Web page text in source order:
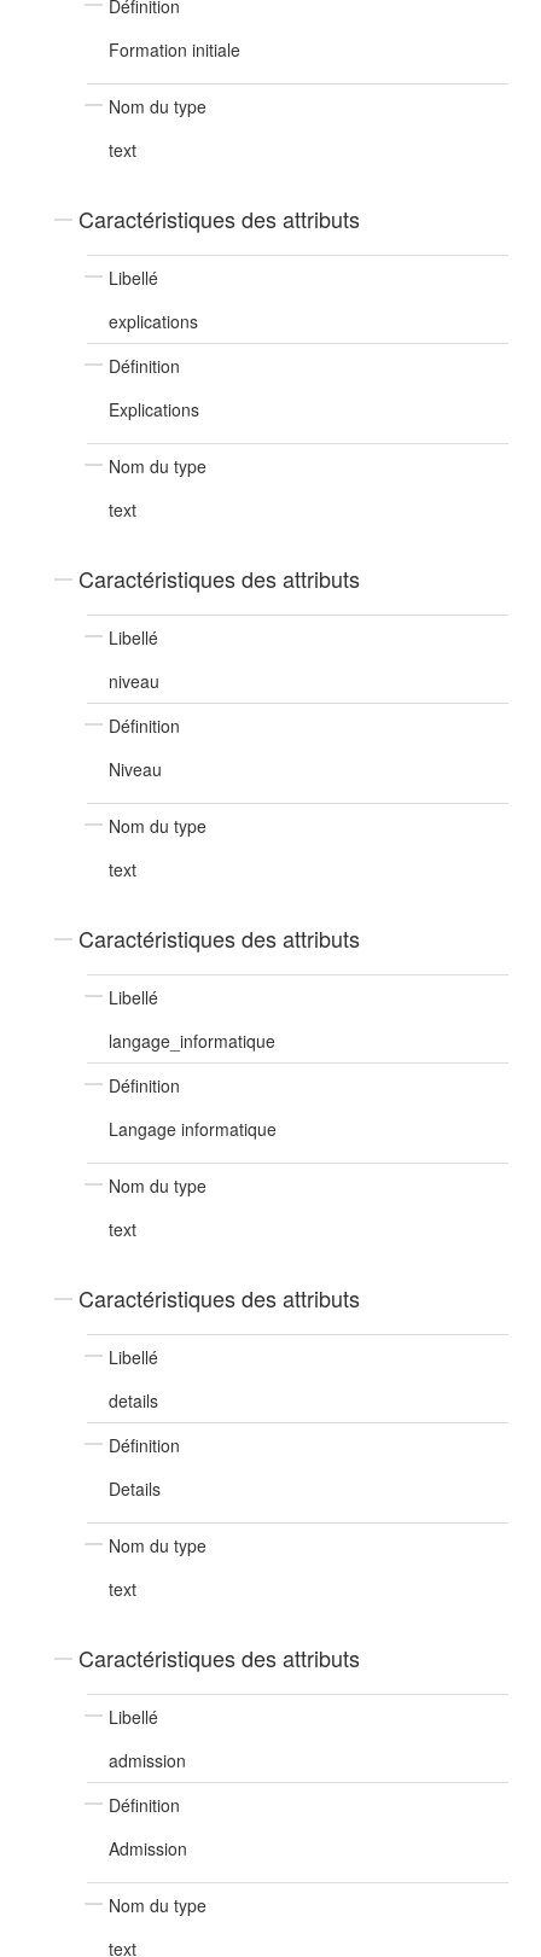
Définition
Formation initiale
Nom du type
text
Caractéristiques des attributs
Libellé
explications
Définition
Explications
Nom du type
text
Caractéristiques des attributs
Libellé
niveau
Définition
Niveau
Nom du type
text
Caractéristiques des attributs
Libellé
langage_informatique
Définition
Langage informatique
Nom du type
text
Caractéristiques des attributs
Libellé
details
Définition
Details
Nom du type
text
Caractéristiques des attributs
Libellé
admission
Définition
Admission
Nom du type
text